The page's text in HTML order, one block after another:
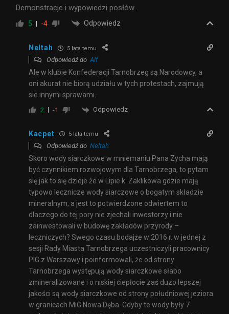
Demonstracje i wypowiedzi posłów .
5 -4 Odpowiedz
Neltah 5 lata temu
Odpowiedź doAlf
Ale w klubie Konfederacji Tarnobrzeg są Narodowcy, a
oni akurat nie biorą udziału w tych protestach, zajmują
sie innymi sprawami.
2 -1 Odpowiedz
Kacpet 5 lata temu
Odpowiedź do Neltah
Skoro wody siarczkowe w mniemaniu Pana Zycha mają
być czynnikiem rozwojowym dla Tarnobrzega, to pytam
się jak to się dzieje że w Lipie k. Zaklikowa gdzie mają
typowo lecznicze wody siarczowe o bogatym składzie
mineralnym, a jest to potwierdzone odwiertem to
dlaczego do tej pory nie zjechali inwestorzy i nie
zainwestowali w budowę zakładów przyrody –
leczniczych? Swego czasu bodajże w 2016 r. w jednej z
sesji Rady Miasta Tarnobrzega uczestniczyli pracownicy
PIG z Warszawy i poinformowali, że od strony
Tarnobrzega występują wody siarczkowe słabo
zmineralizowane i o niskiej ciepłocie zaś duzo lepszej
jakości są wody siarczkowe od strony południowej jeziora
w granicach MiG Nowa Dęba. Gdyby te wody były 7